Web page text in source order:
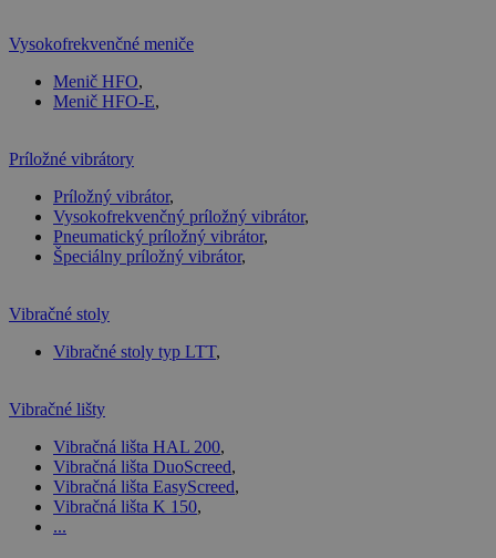
Vysokofrekvenčné meniče
Menič HFO,
Menič HFO-E,
Príložné vibrátory
Príložný vibrátor,
Vysokofrekvenčný príložný vibrátor,
Pneumatický príložný vibrátor,
Špeciálny príložný vibrátor,
Vibračné stoly
Vibračné stoly typ LTT,
Vibračné lišty
Vibračná lišta HAL 200,
Vibračná lišta DuoScreed,
Vibračná lišta EasyScreed,
Vibračná lišta K 150,
...